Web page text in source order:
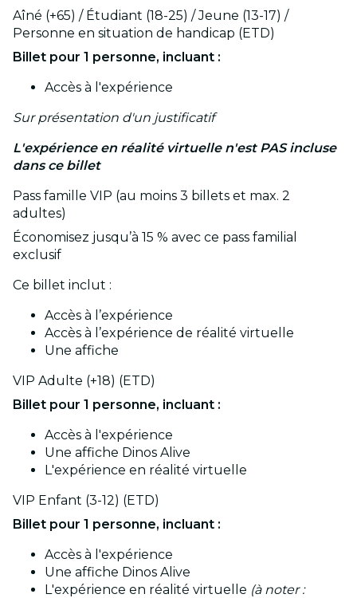
Aîné (+65) / Étudiant (18-25) / Jeune (13-17) /
Personne en situation de handicap (ETD)
Billet pour 1 personne, incluant :
Accès à l'expérience
Sur présentation d'un justificatif
L'expérience en réalité virtuelle n'est PAS incluse
dans ce billet
Pass famille VIP (au moins 3 billets et max. 2
adultes)
Économisez jusqu’à 15 % avec ce pass familial
exclusif
Ce billet inclut :
Accès à l’expérience
Accès à l’expérience de réalité virtuelle
Une affiche
VIP Adulte (+18) (ETD)
Billet pour 1 personne, incluant :
Accès à l'expérience
Une affiche Dinos Alive
L'expérience en réalité virtuelle
VIP Enfant (3-12) (ETD)
Billet pour 1 personne, incluant :
Accès à l'expérience
Une affiche Dinos Alive
L'expérience en réalité virtuelle (à noter :